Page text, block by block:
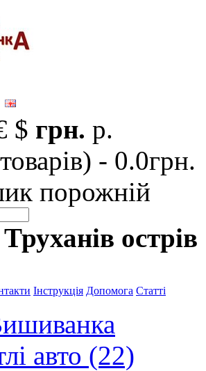
$ грн. р.
- 0.0грн.
порожній
острів
Інструкція Допомога Статті
авто (22)